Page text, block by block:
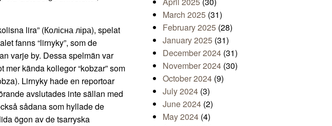
lira” (Колісна ліра), spelat
fanns “lirnyky”, som de
varje by. Dessa spelmän var
kända kollegor “kobzar” som
Lirnyky hade en reportoar
avslutades inte sällan med
sådana som hyllade de
ögon av de tsarryska
March 2025 (31)
February 2025 (28)
January 2025 (31)
December 2024 (31)
November 2024 (30)
October 2024 (9)
July 2024 (3)
June 2024 (2)
May 2024 (4)